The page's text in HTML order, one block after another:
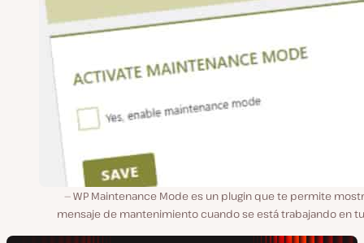
WP Maintenance Mode es un plugin que te permite
mensaje de mantenimiento cuando se está trabajando en